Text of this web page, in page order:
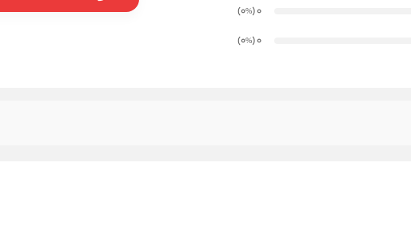
0
(0
%
)
0
(0
%
)